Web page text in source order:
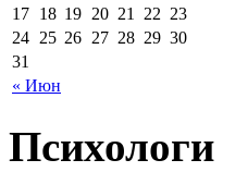
« Июн
17 18 19 20 21 22 23
24 25 26 27 28 29 30
31
Психологи